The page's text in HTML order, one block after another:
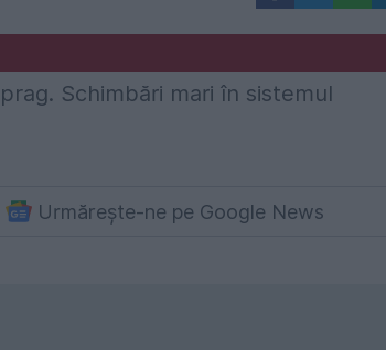
Urmărește-ne pe Google News